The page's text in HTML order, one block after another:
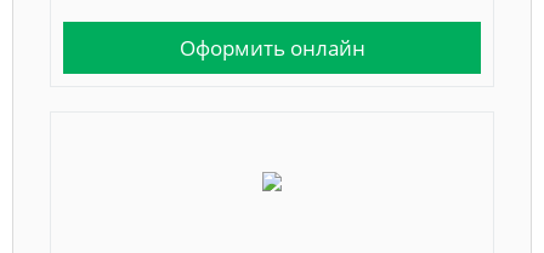
Оформить онлайн